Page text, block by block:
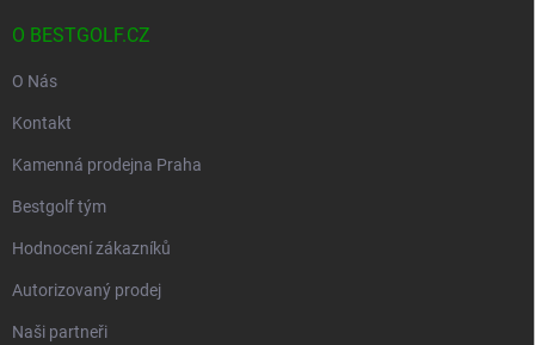
O BESTGOLF.CZ
O Nás
Kontakt
Kamenná prodejna Praha
Bestgolf tým
Hodnocení zákazníků
Autorizovaný prodej
Naši partneři